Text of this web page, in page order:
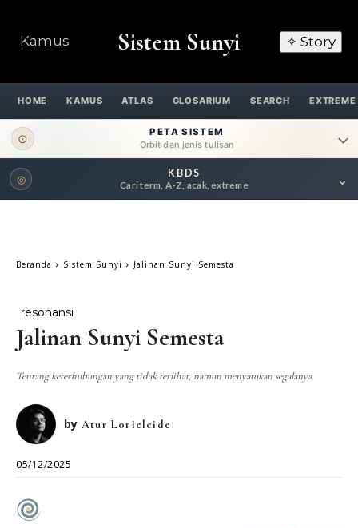
Kamus Sistem Sunyi ✧ Story
HOME KAMUS ATLAS GLOSARIUM SEARCH EXTREME
⊙
PETA SISTEM
Orbit dan jenis tulisan
ORBIT UTAMA
Metafisik-Naratif
JENIS TULISAN
ESAI RESONANSI FRAKTAL INFOGRAFIK
EXTREME DISTORTION
◎ KBDS
Cari term, A-Z, acak, extreme ⌄
Beranda Sistem Sunyi Jalinan Sunyi Semesta
resonansi
Jalinan Sunyi Semesta
Tentang keterhubungan yang tidak terlihat, namun menyatukan segalanya.
by Atur Lorielcide
05/12/2025